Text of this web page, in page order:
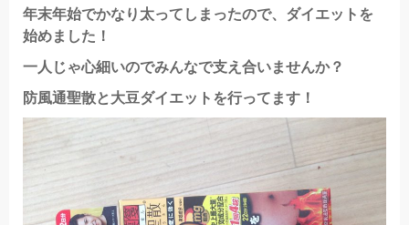
年末年始でかなり太ってしまったので、ダイエットを
始めました！
一人じゃ心細いのでみんなで支え合いませんか？
防風通聖散と大豆ダイエットを行ってます！